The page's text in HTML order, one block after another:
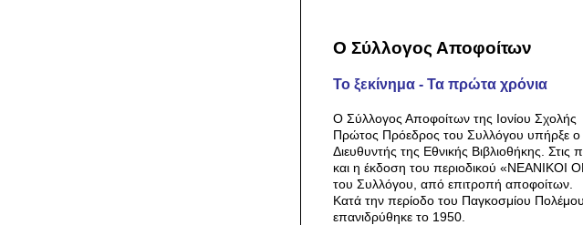
Ο Σύλλογος Αποφοίτων
Το ξεκίνημα - Τα πρώτα χρόνια
Ο Σύλλογος Αποφοίτων της Ιονίου Σχολής
Πρώτος Πρόεδρος του Συλλόγου υπήρξε ο
Διευθυντής της Εθνικής Βιβλιοθήκης.
και η έκδοση του περιοδικού «ΝΕΑΝΙΚΟΙ
του Συλλόγου, από επιτροπή αποφοίτων.
Κατά την περίοδο του Παγκοσμίου
επανιδρύθηκε το 1950.